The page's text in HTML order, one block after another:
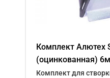
Комплект Алютех
(оцинкованная) 6м
Комплект для